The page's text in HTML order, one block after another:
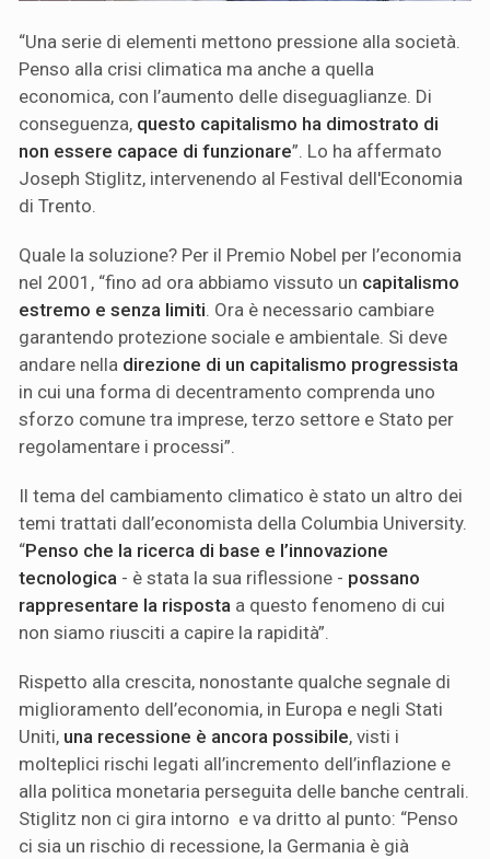
“Una serie di elementi mettono pressione alla società.
Penso alla crisi climatica ma anche a quella
economica, con l’aumento delle diseguaglianze. Di
conseguenza, questo capitalismo ha dimostrato di
non essere capace di funzionare”. Lo ha affermato
Joseph Stiglitz, intervenendo al Festival dell'Economia
di Trento.
Quale la soluzione? Per il Premio Nobel per l’economia
nel 2001, “fino ad ora abbiamo vissuto un capitalismo
estremo e senza limiti. Ora è necessario cambiare
garantendo protezione sociale e ambientale. Si deve
andare nella direzione di un capitalismo progressista
in cui una forma di decentramento comprenda uno
sforzo comune tra imprese, terzo settore e Stato per
regolamentare i processi”.
Il tema del cambiamento climatico è stato un altro dei
temi trattati dall’economista della Columbia University.
“Penso che la ricerca di base e l’innovazione
tecnologica - è stata la sua riflessione - possano
rappresentare la risposta a questo fenomeno di cui
non siamo riusciti a capire la rapidità”.
Rispetto alla crescita, nonostante qualche segnale di
miglioramento dell’economia, in Europa e negli Stati
Uniti, una recessione è ancora possibile, visti i
molteplici rischi legati all’incremento dell’inflazione e
alla politica monetaria perseguita delle banche centrali.
Stiglitz non ci gira intorno e va dritto al punto: “Penso
ci sia un rischio di recessione, la Germania è già